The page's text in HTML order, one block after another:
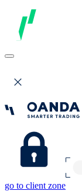
go to client zone